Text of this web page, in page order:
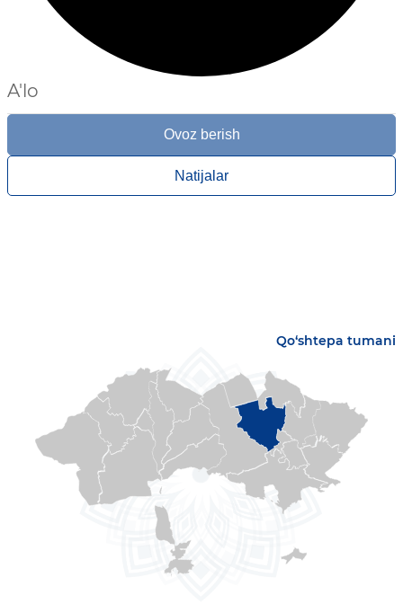
A'lo
Ovoz berish
Natijalar
Qo‘shtepa tumani